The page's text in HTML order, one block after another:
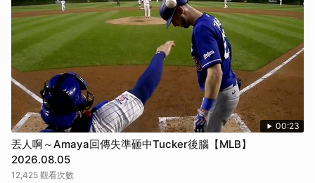
00:23
丟人啊～Amaya回傳失準砸中Tucker後腦【MLB】
2026.08.05
12,425 觀看次數